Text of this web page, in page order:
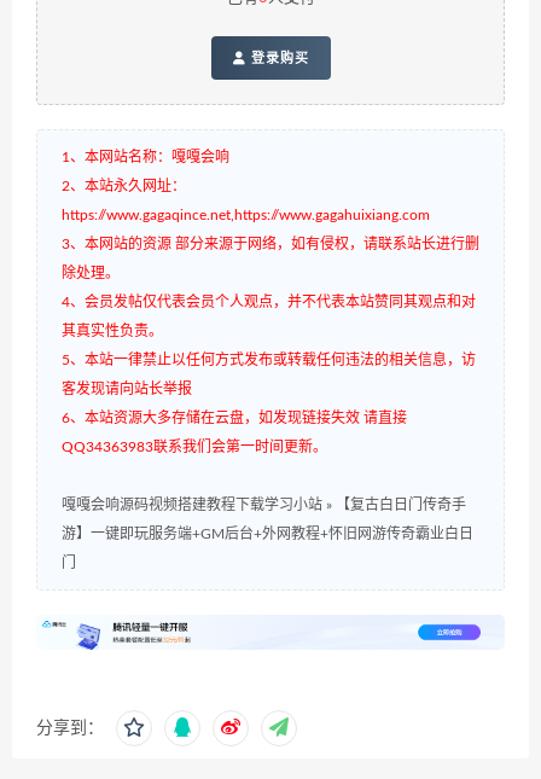
登录购买
1、本网站名称：嘎嘎会响
2、本站永久网址：
https://www.gagaqince.net,https://www.gagahuixiang.com
3、本网站的资源 部分来源于网络，如有侵权，请联系站长进行删
除处理。
4、会员发帖仅代表会员个人观点，并不代表本站赞同其观点和对
其真实性负责。
5、本站一律禁止以任何方式发布或转载任何违法的相关信息，访
客发现请向站长举报
6、本站资源大多存储在云盘，如发现链接失效 请直接
QQ34363983联系我们会第一时间更新。
嘎嘎会响源码视频搭建教程下载学习小站 »
【复古白日门传奇手
游】一键即玩服务端+GM后台+外网教程+怀旧网游传奇霸业白日
门
分享到：